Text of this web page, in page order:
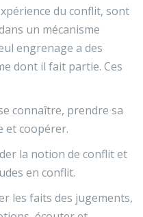
du conflit, sont
un mécanisme
engrenage a des
dont il fait partie. Ces
connaître, prendre sa
et coopérer.
la notion de conflit et
en conflit.
les faits des jugements,